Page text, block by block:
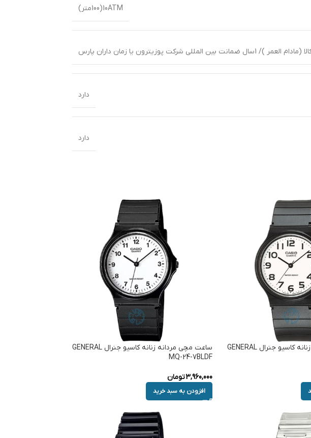
10ATM(100متر)
بین المللی شرکت پوزیترون یا زمان داران پارس
دارد
دارد
ساعت مچی مردانه زنانه کاسیو جنرال GENERAL
ساعت مچی مردانه زنانه کاسیو جنرال GENERAL
MQ-24-7BLDF
3,960,000تومان
افزودن به سبد خرید